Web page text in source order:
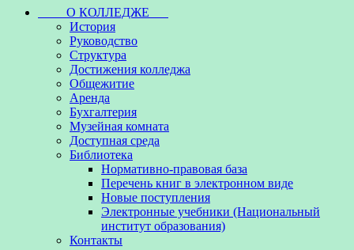
О КОЛЛЕДЖЕ
История
Руководство
Структура
Достижения колледжа
Общежитие
Аренда
Бухгалтерия
Музейная комната
Доступная среда
Библиотека
Нормативно-правовая база
Перечень книг в электронном виде
Новые поступления
Электронные учебники (Национальный
институт образования)
Контакты